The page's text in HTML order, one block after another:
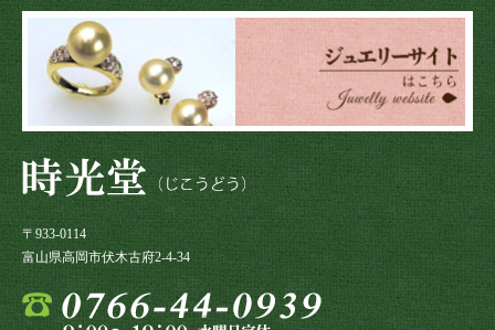
〒933-0114
富山県高岡市伏木古府2-4-34